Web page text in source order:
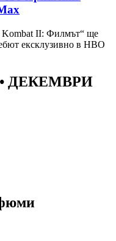
Kombat II: Филмът“ ще
ексклузивно в HBO
• ДЕКЕМВРИ